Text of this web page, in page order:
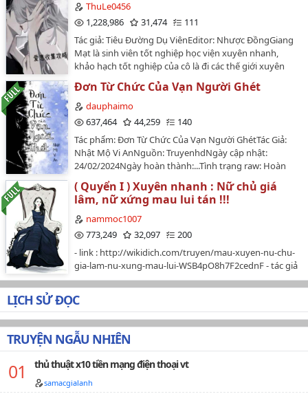
ThuLe0456
1,228,986
31,474
111
Tác giả: Tiêu Đường Dụ ViênEditor: Nhược ĐồngGiang
Mạt là sinh viên tốt nghiệp học viện xuyên nhanh,
khảo hạch tốt nghiệp của cô là đi các thế giới xuyên
nhanh thu thập tình yêu. Mỗi thế giới đều có vai chính
vai phụ và vai ác, mà tất cả nam nhân chất lượng tốt,
cô không muốn buông tha bất kì ai....…
Đơn Từ Chức Của Vạn Người Ghét
dauphaimo
637,464
44,259
140
Tác phẩm: Đơn Từ Chức Của Vạn Người GhétTác Giả:
Nhật Mộ Vi AnNguồn: TruyenhdNgày cập nhật:
24/02/2024Ngày hoàn thành:...Tình trạng raw: Hoàn
ThànhTình trạng truyện: đang cập nhậtTổng chương:
120 chương chính truyện, 53 phiên ngoạiThể loại: đam
mỹ, hiện đại, sảng văn, trọng sinh, tình cảm, chủ thụ,
hào môn thế gia, 1x1, vả mặtEdit + chỉnh sửa: SagaLịch
đăng truyện: 1 ngày 2 chươngSaga: nói chung tui cũng
chăm chỉ up truyện cho anh em xem xã sờ tréc ❤️…
( Quyển I ) Xuyên nhanh : Nữ chủ giá
lâm, nữ xứng mau lui tán !!!
nammoc1007
773,249
32,097
200
- link : http://wikidich.com/truyen/mau-xuyen-nu-chu-
gia-lam-nu-xung-mau-lui-WSB4pO8h7F2cednF - tác giả
: Tố Thủ Triệp Chi - convert : ánh nguyệt, kỷ kỷ - văn án :
Thanh Hà quận chúa Cố Thịnh Nhân đã chết.Nàng
dung sắc quan kinh hoa, tài danh động thiên hạ, lại
thua ở một cái mọi thứ không bằng chính mình nữ
nhân trong tay.Thẳng đến sau khi chết, Cố Thịnh Nhân
mới hiểu được, chính mình bất quá là một cái nữ xứng
xuyên qua nữ xứng pháo hôi......Thuần trắng không
gian nội, Cố Thịnh Nhân mặt vô biểu tình tiếp thu hệ
LỊCH SỬ ĐỌC
TRUYỆN NGẪU NHIÊN
thủ thuật x10 tiền mạng điện thoại vt
samacgialanh